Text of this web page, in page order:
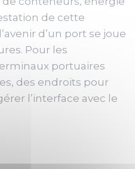
de cette
d’un port se joue
Pour les
portuaires
des endroits pour
l’interface avec le